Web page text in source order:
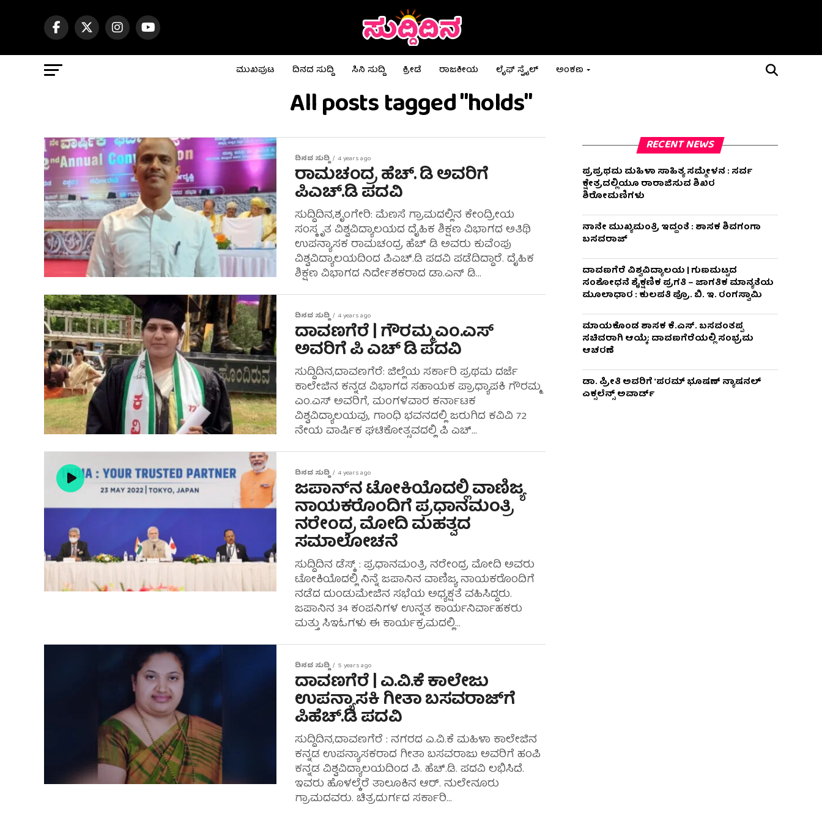
ಮುಖಪುಟ ದಿನದ ಸುದ್ದಿ ಸಿನಿ ಸುದ್ದಿ ಕ್ರೀಡೆ ರಾಜಕೀಯ ಲೈಫ್ ಸ್ಟೈಲ್ ಅಂಕಣ
All posts tagged "holds"
ದಿನದ ಸುದ್ದಿ 4 years ago
ರಾಮಚಂದ್ರ ಹೆಚ್. ಡಿ ಅವರಿಗೆ
ಪಿಎಚ್.ಡಿ ಪದವಿ
ಸುದ್ದಿದಿನ,ಶೃಂಗೇರಿ: ಮೆಣಸೆ ಗ್ರಾಮದಲ್ಲಿನ ಕೇಂದ್ರೀಯ
ಸಂಸ್ಕೃತ ವಿಶ್ವವಿದ್ಯಾಲಯದ ದೈಹಿಕ ಶಿಕ್ಷಣ ವಿಭಾಗದ ಅತಿಥಿ
ಉಪನ್ಯಾಸಕ ರಾಮಚಂದ್ರ ಹೆಚ್ ಡಿ ಅವರು ಕುವೆಂಪು
ವಿಶ್ವವಿದ್ಯಾಲಯದಿಂದ ಪಿಎಚ್.ಡಿ ಪದವಿ ಪಡೆದಿದ್ದಾರೆ. ದೈಹಿಕ
ಶಿಕ್ಷಣ ವಿಭಾಗದ ನಿರ್ದೇಶಕರಾದ ಡಾ.ಎನ್ ಡಿ...
ದಿನದ ಸುದ್ದಿ 4 years ago
ದಾವಣಗೆರೆ | ಗೌರಮ್ಮ ಎಂ.ಎಸ್
ಅವರಿಗೆ ಪಿ ಎಚ್ ಡಿ ಪದವಿ
ಸುದ್ದಿದಿನ,ದಾವಣಗೆರೆ: ಜಿಲ್ಲೆಯ ಸರ್ಕಾರಿ ಪ್ರಥಮ ದರ್ಜೆ
ಕಾಲೇಜಿನ ಕನ್ನಡ ವಿಭಾಗದ ಸಹಾಯಕ ಪ್ರಾಧ್ಯಾಪಕಿ ಗೌರಮ್ಮ
ಎಂ.ಎಸ್ ಅವರಿಗೆ, ಮಂಗಳವಾರ ಕರ್ನಾಟಕ
ವಿಶ್ವವಿದ್ಯಾಲಯವು, ಗಾಂಧಿ ಭವನದಲ್ಲಿ ಜರುಗಿದ ಕವಿವಿ 72
ನೇಯ ವಾರ್ಷಿಕ ಘಟಿಕೋತ್ಸವದಲ್ಲಿ ಪಿ ಎಚ್...
ದಿನದ ಸುದ್ದಿ 4 years ago
ಜಪಾನ್‌ನ ಟೋಕಿಯೊದಲ್ಲಿ ವಾಣಿಜ್ಯ
ನಾಯಕರೊಂದಿಗೆ ಪ್ರಧಾನಮಂತ್ರಿ
ನರೇಂದ್ರ ಮೋದಿ ಮಹತ್ವದ
ಸಮಾಲೋಚನೆ
ಸುದ್ದಿದಿನ ಡೆಸ್ಕ್ : ಪ್ರಧಾನಮಂತ್ರಿ ನರೇಂದ್ರ ಮೋದಿ ಅವರು
ಟೋಕಿಯೊದಲ್ಲಿ ನಿನ್ನೆ ಜಪಾನಿನ ವಾಣಿಜ್ಯ ನಾಯಕರೊಂದಿಗೆ
ನಡೆದ ದುಂಡುಮೇಜಿನ ಸಭೆಯ ಅಧ್ಯಕ್ಷತೆ ವಹಿಸಿದ್ದರು.
ಜಪಾನಿನ 34 ಕಂಪನಿಗಳ ಉನ್ನತ ಕಾರ್ಯನಿರ್ವಾಹಕರು
ಮತ್ತು ಸಿಇಓಗಳು ಈ ಕಾರ್ಯಕ್ರಮದಲ್ಲಿ...
ದಿನದ ಸುದ್ದಿ 5 years ago
ದಾವಣಗೆರೆ | ಎ.ವಿ.ಕೆ ಕಾಲೇಜು
ಉಪನ್ಯಾಸಕಿ ಗೀತಾ ಬಸವರಾಜ್‌ಗೆ
ಪಿಹೆಚ್.ಡಿ ಪದವಿ
ಸುದ್ದಿದಿನ,ದಾವಣಗೆರೆ : ನಗರದ ಎ.ವಿ.ಕೆ ಮಹಿಳಾ ಕಾಲೇಜಿನ
ಕನ್ನಡ ಉಪನ್ಯಾಸಕರಾದ ಗೀತಾ ಬಸವರಾಜು ಅವರಿಗೆ ಹಂಪಿ
ಕನ್ನಡ ವಿಶ್ವವಿದ್ಯಾಲಯದಿಂದ ಪಿ. ಹೆಚ್.ಡಿ. ಪದವಿ ಲಭಿಸಿದೆ.
ಇವರು ಹೊಳಲ್ಕೆರೆ ತಾಲೂಕಿನ ಆರ್. ನುಲೇನೂರು
ಗ್ರಾಮದವರು. ಚಿತ್ರದುರ್ಗದ ಸರ್ಕಾರಿ...
RECENT NEWS
ಪ್ರಪ್ರಥಮ ಮಹಿಳಾ ಸಾಹಿತ್ಯ ಸಮ್ಮೇಳನ : ಸರ್ವ
ಕ್ಷೇತ್ರದಲ್ಲಿಯೂ ರಾರಾಜಿಸುವ ಶಿಖರ
ಶಿರೋಮಣಿಗಳು
ನಾನೇ ಮುಖ್ಯಮಂತ್ರಿ ಇದ್ದಂತೆ : ಶಾಸಕ ಶಿವಗಂಗಾ
ಬಸವರಾಜ್
ದಾವಣಗೆರೆ ವಿಶ್ವವಿದ್ಯಾಲಯ | ಗುಣಮಟ್ಟದ
ಸಂಶೋಧನೆ ಶೈಕ್ಷಣಿಕ ಪ್ರಗತಿ – ಜಾಗತಿಕ ಮಾನ್ಯತೆಯ
ಮೂಲಾಧಾರ : ಕುಲಪತಿ ಪ್ರೊ. ಬಿ. ಇ. ರಂಗಸ್ವಾಮಿ
ಮಾಯಕೊಂಡ ಶಾಸಕ ಕೆ.ಎಸ್. ಬಸವಂತಪ್ಪ
ಸಚಿವರಾಗಿ ಆಯ್ಕೆ: ದಾವಣಗೆರೆಯಲ್ಲಿ ಸಂಭ್ರಮ
ಆಚರಣೆ
ಡಾ. ಪ್ರೀತಿ ಅವರಿಗೆ ‘ಪರಮ್ ಭೂಷಣ್ ನ್ಯಾಷನಲ್
ಎಕ್ಸಲೆನ್ಸ್ ಅವಾರ್ಡ್